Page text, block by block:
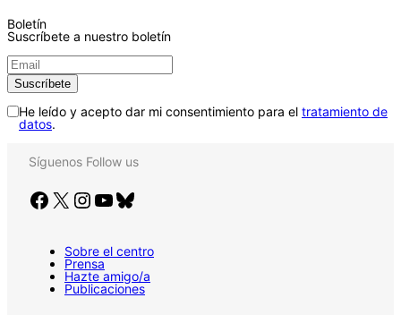
Boletín
Suscríbete a nuestro boletín
He leído y acepto dar mi consentimiento para el tratamiento de
datos.
Síguenos Follow us
Facebook X Instagram YouTube Bluesky
Sobre el centro
Prensa
Hazte amigo/a
Publicaciones